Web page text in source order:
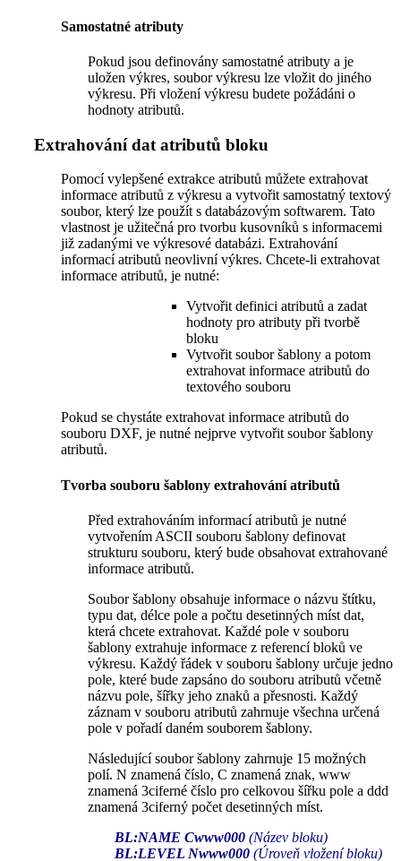
Samostatné atributy
Pokud jsou definovány samostatné atributy a je
uložen výkres, soubor výkresu lze vložit do jiného
výkresu. Při vložení výkresu budete požádáni o
hodnoty atributů.
Extrahování dat atributů bloku
Pomocí vylepšené extrakce atributů můžete extrahovat
informace atributů z výkresu a vytvořit samostatný textový
soubor, který lze použít s databázovým softwarem. Tato
vlastnost je užitečná pro tvorbu kusovníků s informacemi
již zadanými ve výkresové databázi. Extrahování
informací atributů neovlivní výkres. Chcete-li extrahovat
informace atributů, je nutné:
Vytvořit definici atributů a zadat
hodnoty pro atributy při tvorbě
bloku
Vytvořit soubor šablony a potom
extrahovat informace atributů do
textového souboru
Pokud se chystáte extrahovat informace atributů do
souboru DXF, je nutné nejprve vytvořit soubor šablony
atributů.
Tvorba souboru šablony extrahování atributů
Před extrahováním informací atributů je nutné
vytvořením ASCII souboru šablony definovat
strukturu souboru, který bude obsahovat extrahované
informace atributů.
Soubor šablony obsahuje informace o názvu štítku,
typu dat, délce pole a počtu desetinných míst dat,
která chcete extrahovat. Každé pole v souboru
šablony extrahuje informace z referencí bloků ve
výkresu. Každý řádek v souboru šablony určuje jedno
pole, které bude zapsáno do souboru atributů včetně
názvu pole, šířky jeho znaků a přesnosti. Každý
záznam v souboru atributů zahrnuje všechna určená
pole v pořadí daném souborem šablony.
Následující soubor šablony zahrnuje 15 možných
polí. N znamená číslo, C znamená znak, www
znamená 3ciferné číslo pro celkovou šířku pole a ddd
znamená 3ciferný počet desetinných míst.
BL:NAME Cwww000 (Název bloku)
BL:LEVEL Nwww000 (Úroveň vložení bloku)